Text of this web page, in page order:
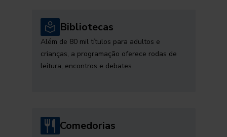
Bibliotecas
Além de 80 mil títulos para adultos e
crianças, a programação oferece rodas de
leitura, encontros e debates
Comedorias